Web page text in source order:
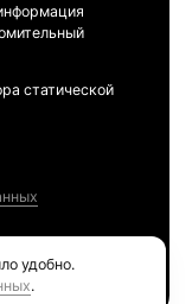
статической
удобно.
.